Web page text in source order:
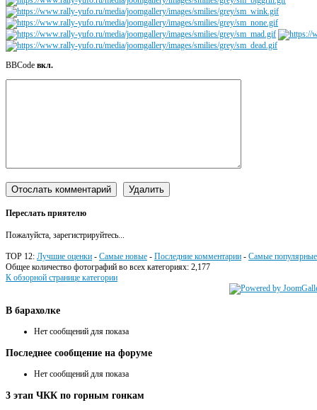
BBCode вкл.
Переслать приятелю
Пожалуйста, зарегистрируйтесь...
TOP 12: Лучшие оценки - Самые новые - Последние комментарии - Самые популярные
Общее количество фотографий во всех категориях: 2,177
К обзорной странице категории
В барахолке
Нет сообщений для показа
Последнее сообщение на форуме
Нет сообщений для показа
3 этап ЧКК по горным гонкам